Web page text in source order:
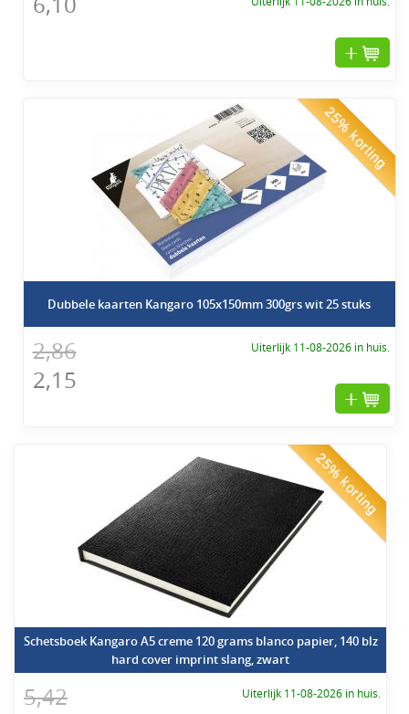
25% korting
Dubbele kaarten Kangaro 105x150mm 300grs wit 25 stuks
2,86
2,15
Uiterlijk 11-08-2026 in huis.
25% korting
Schetsboek Kangaro A5 creme 120 grams blanco papier, 140 blz
hard cover imprint slang, zwart
5,42
Uiterlijk 11-08-2026 in huis.